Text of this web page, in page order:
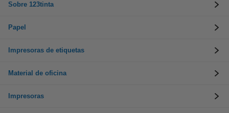
Sobre 123tinta
Papel
Impresoras de etiquetas
Material de oficina
Impresoras